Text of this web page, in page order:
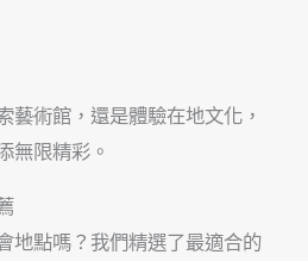
藝術館，還是體驗在地文化，
無限精彩。
地點嗎？我們精選了最適合的